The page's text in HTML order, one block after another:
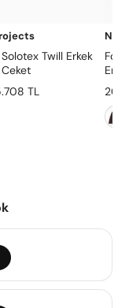
Twill Erkek
TL
Norse
Folke
Erkek